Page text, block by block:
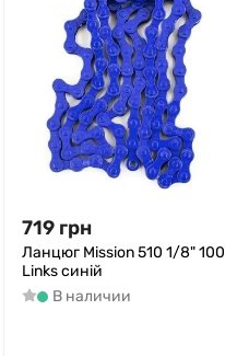
719 грн
Ланцюг Mission 510 1/8" 100
Links синій
В наличии